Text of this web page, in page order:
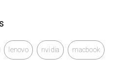
lenovo nvidia macbook